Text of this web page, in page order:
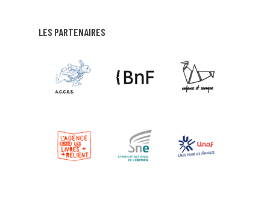
BIBLIOTHÈQUE MUNICIPALE ARS SUR
FORMANS
ARS SUR FORMANS
MICRO CRÈCHE D'ARTEMARE 1,2,3 SOLEIL
ARTEMARE
LES PARTENAIRES